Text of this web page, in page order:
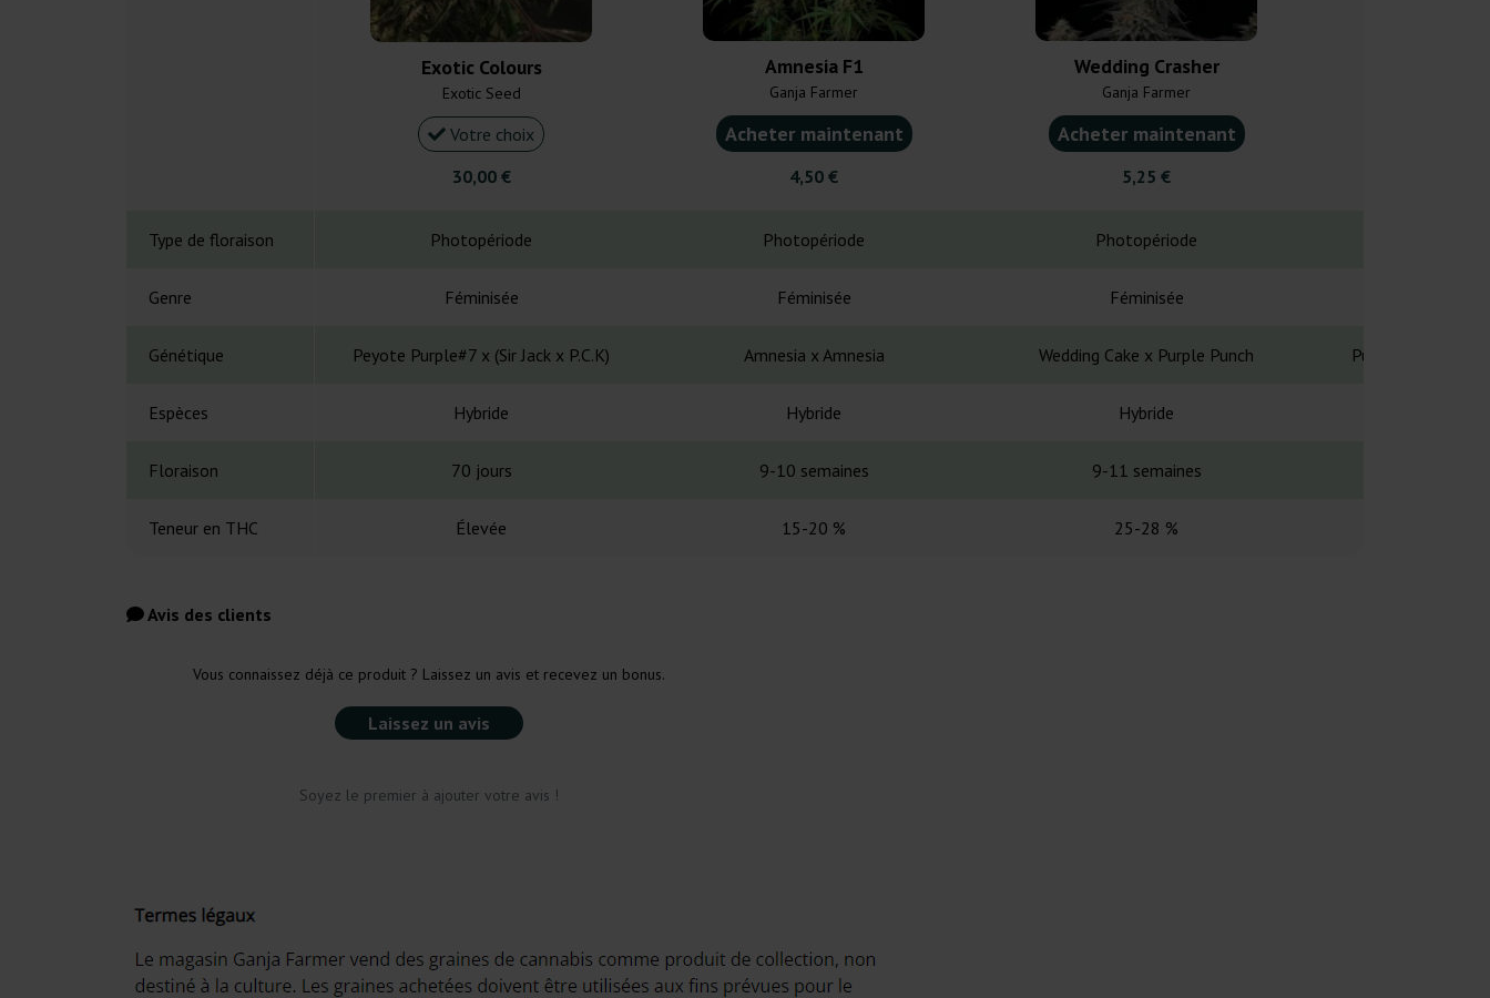
Exotic Colours
Exotic Seed
Votre choix
30,00 €
Amnesia F1
Ganja Farmer
Acheter maintenant
4,50 €
Wedding Crasher
Ganja Farmer
Acheter maintenant
5,25 €
Type de floraison Photopériode Photopériode Photopériode
Genre Féminisée Féminisée Féminisée
Génétique Peyote Purple#7 x (Sir Jack x P.C.K) Amnesia x Amnesia Wedding Cake x Purple Punch Purple Punch x
Espèces Hybride Hybride Hybride
Floraison 70 jours 9-10 semaines 9-11 semaines
Teneur en THC Élevée 15-20 % 25-28 %
Avis des clients
Vous connaissez déjà ce produit ? Laissez un avis et recevez un bonus.
Laissez un avis
Soyez le premier à ajouter votre avis !